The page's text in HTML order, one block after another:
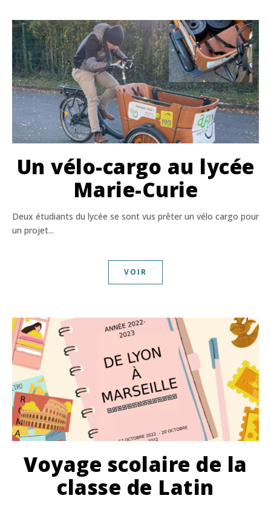
Un vélo-cargo au lycée
Marie-Curie
Deux étudiants du lycée se sont vus prêter un vélo cargo pour
un projet...
VOIR
Voyage scolaire de la
classe de Latin